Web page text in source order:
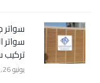
تركيب
يونيو 26, 2023